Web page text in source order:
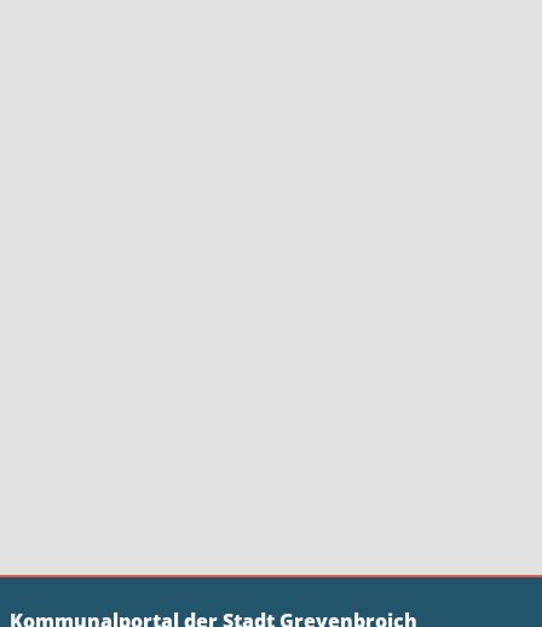
Kommunalportal der Stadt Grevenbroich